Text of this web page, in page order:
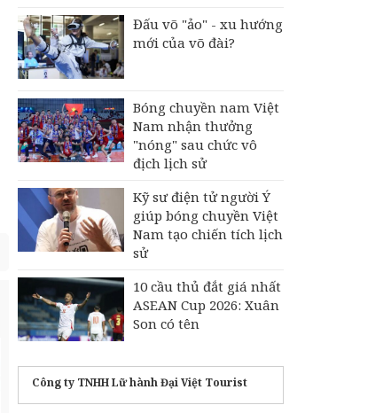
Đấu võ "ảo" - xu hướng
mới của võ đài?
Bóng chuyền nam Việt
Nam nhận thưởng
"nóng" sau chức vô
địch lịch sử
Kỹ sư điện tử người Ý
giúp bóng chuyền Việt
Nam tạo chiến tích lịch
sử
10 cầu thủ đắt giá nhất
ASEAN Cup 2026: Xuân
Son có tên
Công ty TNHH Lữ hành Đại Việt Tourist